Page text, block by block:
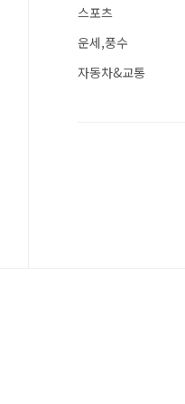
스포츠
운세,풍수
자동차&교통